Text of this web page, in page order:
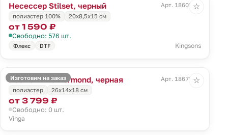
Несессер Stilset, черный
Арт. 18603.30
полиэстер 100%
20x8,5x15 см
от 1 590 ₽
Свободно: 576 шт.
Флекс DTF Kingsons
☆
Изготовим на заказ
Косметичка Bermond, черная
Арт. 18675.30
полиэстер
26x14x18 см
от 3 799 ₽
Свободно: 0 шт.
Vinga
☆